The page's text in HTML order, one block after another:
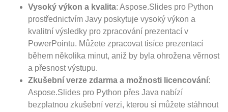
Vysoký výkon a kvalita: Aspose.Slides pro Python
prostřednictvím Javy poskytuje vysoký výkon a
kvalitní výsledky pro zpracování prezentací v
PowerPointu. Můžete zpracovat tisíce prezentací
během několika minut, aniž by byla ohrožena věrnost
a přesnost výstupu.
Zkušební verze zdarma a možnosti licencování:
Aspose.Slides pro Python přes Java nabízí
bezplatnou zkušební verzi, kterou si můžete stáhnout